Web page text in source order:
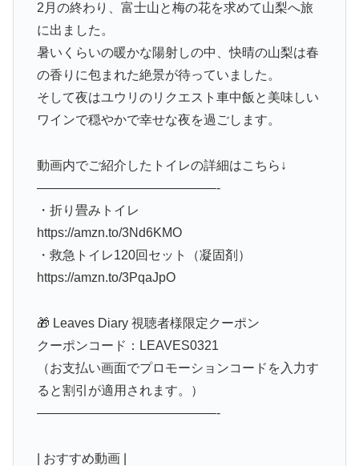
2月の終わり、富士山と梅の花を求めて山梨へ旅
に出ました。
暑いくらいの暖かな陽射しの中、快晴の山梨は春
の香りに包まれた絶景が待っていました。
そして夜はユウリのリクエスト車中飯と美味しい
ワインで穏やかで幸せな夜を過ごします。
動画内でご紹介したトイレの詳細はこちら↓
——————————————-
・折り畳みトイレ
https://amzn.to/3Nd6KMO
・救急トイレ120回セット（凝固剤）
https://amzn.to/3PqaJpO
🎁 Leaves Diary 視聴者様限定クーポン
クーポンコード：LEAVES0321
（お支払い画面でプロモーションコードを入力す
ると割引が適用されます。）
——————————————-
| おすすめ動画 |